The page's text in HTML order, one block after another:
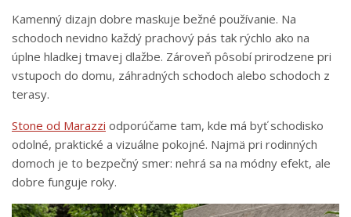
Kamenný dizajn dobre maskuje bežné používanie. Na
schodoch nevidno každý prachový pás tak rýchlo ako na
úplne hladkej tmavej dlažbe. Zároveň pôsobí prirodzene pri
vstupoch do domu, záhradných schodoch alebo schodoch z
terasy.
Stone od Marazzi odporúčame tam, kde má byť schodisko
odolné, praktické a vizuálne pokojné. Najmä pri rodinných
domoch je to bezpečný smer: nehrá sa na módny efekt, ale
dobre funguje roky.